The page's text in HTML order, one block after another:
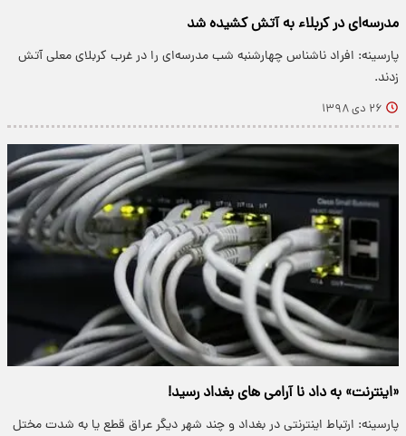
مدرسه‌ای در کربلاء به آتش کشیده شد
پارسینه: افراد ناشناس چهارشنبه شب مدرسه‌ای را در غرب کربلای معلی آتش
زدند.
۲۶ دی ۱۳۹۸
«اینترنت» به داد نا آرامی های بغداد رسید!
پارسینه: ارتباط اینترنتی در بغداد و چند شهر دیگر عراق قطع یا به شدت مختل